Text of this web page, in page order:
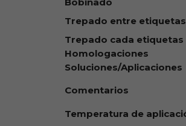
Trepado entre etiquetas
Trepado cada etiquetas
Homologaciones
Soluciones/Aplicaciones
Comentarios
Temperatura de